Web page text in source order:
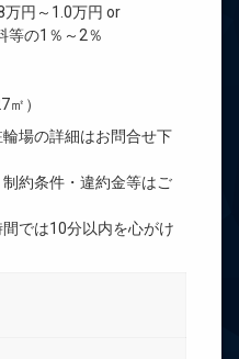
円～1.0万円 or
の1％～2％
）
場の詳細はお問合せ下
約条件・違約金等はご
では10分以内を心がけ